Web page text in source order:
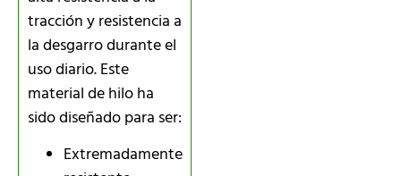
tracción y resistencia a
la desgarro durante el
uso diario. Este
material de hilo ha
sido diseñado para ser:
Extremadamente